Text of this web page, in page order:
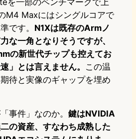
を一部のベンチマークで上
M4 Maxにはシングルコアで
です。 N1Xは既存のArmノ
な一角となりそうですが、
の新世代チップも控えてお
」とは言えません。 この温
待と実像のギャップを埋め
事件」なのか。 鍵はNVIDIA
の資産、すなわち成熟した